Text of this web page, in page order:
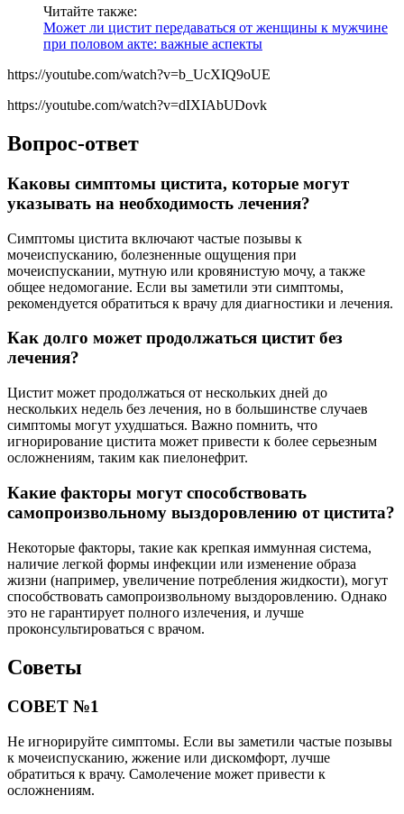
Читайте также:
Может ли цистит передаваться от женщины к мужчине
при половом акте: важные аспекты
https://youtube.com/watch?v=b_UcXIQ9oUE
https://youtube.com/watch?v=dIXIAbUDovk
Вопрос-ответ
Каковы симптомы цистита, которые могут
указывать на необходимость лечения?
Симптомы цистита включают частые позывы к
мочеиспусканию, болезненные ощущения при
мочеиспускании, мутную или кровянистую мочу, а также
общее недомогание. Если вы заметили эти симптомы,
рекомендуется обратиться к врачу для диагностики и лечения.
Как долго может продолжаться цистит без
лечения?
Цистит может продолжаться от нескольких дней до
нескольких недель без лечения, но в большинстве случаев
симптомы могут ухудшаться. Важно помнить, что
игнорирование цистита может привести к более серьезным
осложнениям, таким как пиелонефрит.
Какие факторы могут способствовать
самопроизвольному выздоровлению от цистита?
Некоторые факторы, такие как крепкая иммунная система,
наличие легкой формы инфекции или изменение образа
жизни (например, увеличение потребления жидкости), могут
способствовать самопроизвольному выздоровлению. Однако
это не гарантирует полного излечения, и лучше
проконсультироваться с врачом.
Советы
СОВЕТ №1
Не игнорируйте симптомы. Если вы заметили частые позывы
к мочеиспусканию, жжение или дискомфорт, лучше
обратиться к врачу. Самолечение может привести к
осложнениям.